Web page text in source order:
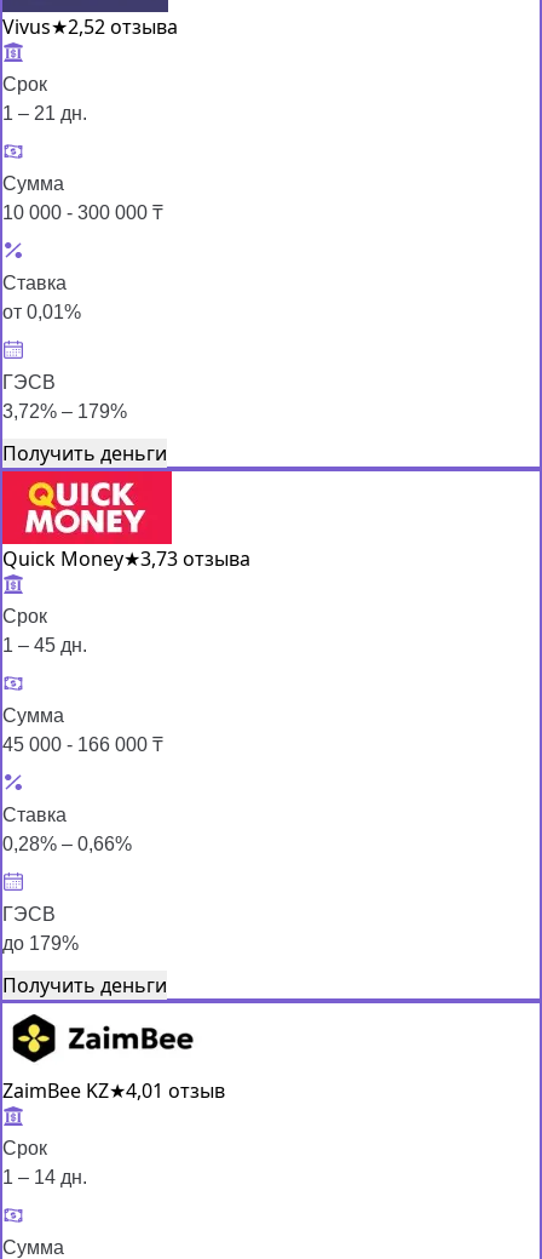
Vivus★2,52 отзыва
Срок
1 – 21 дн.
Сумма
10 000 - 300 000 ₸
Ставка
от 0,01%
ГЭСВ
3,72% – 179%
Получить деньги
Quick Money★3,73 отзыва
Срок
1 – 45 дн.
Сумма
45 000 - 166 000 ₸
Ставка
0,28% – 0,66%
ГЭСВ
до 179%
Получить деньги
ZaimBee KZ★4,01 отзыв
Срок
1 – 14 дн.
Сумма